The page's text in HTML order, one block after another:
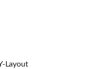
Layout